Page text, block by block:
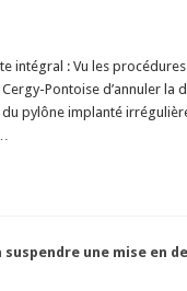
intégral : Vu les
Pontoise d’annuler la
pylône implanté
une mise en